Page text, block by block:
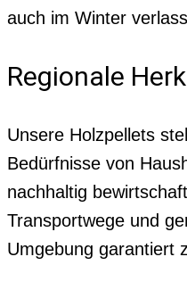
auch im Winter
Regionale
Unsere Holzpellets
Bedürfnisse von
nachhaltig
Transportwege und
Umgebung garantiert